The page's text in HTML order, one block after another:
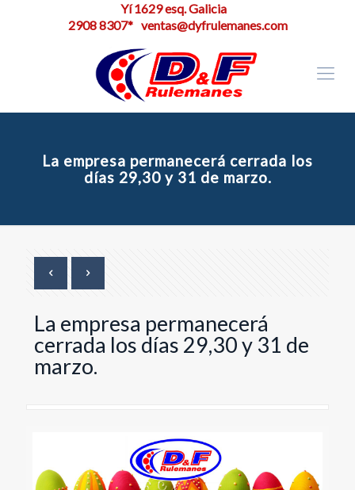
Yí 1629 esq. Galicia
2908 8307* ventas@dyfrulemanes.com
La empresa permanecerá cerrada los
días 29,30 y 31 de marzo.
La empresa permanecerá
cerrada los días 29,30 y 31 de
marzo.